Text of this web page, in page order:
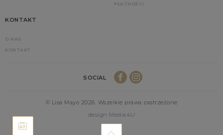
PŁATNOŚCI
KONTAKT
O NAS
KONTAKT
SOCIAL
© Lisa Mayo 2026. Wszelkie prawa zastrzeżone
design Media4U